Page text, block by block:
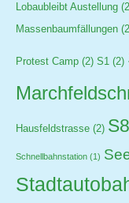
Lobaubleibt Austellung
Massenbaumfällungen
Protest Camp (2) S1 (2)
Hausfeldstrasse (2)
Schnellbahnstation (1)